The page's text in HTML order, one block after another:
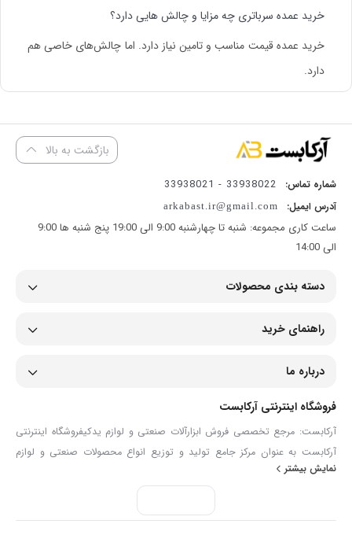
خرید عمده سرباتری چه مزایا و چالش هایی دارد؟
خرید عمده قیمت مناسب و تامین نیاز دارد. اما چالش‌های خاصی هم
دارد.
بازگشت به بالا
شماره تماس: 33938022 - 33938021
آدرس ایمیل: arkabast.ir@gmail.com
ساعت کاری مجموعه: شنبه تا چهارشنبه 9:00 الی 19:00 پنج شنبه ها 9:00
الی 14:00
دسته بندی محصولات
راهنمای خرید
درباره ما
فروشگاه اینترنتی آرکابست
آرکابست: مرجع تخصصی فروش ابزارآلات صنعتی و لوازم یدکیفروشگاه اینترنتی
آرکابست به عنوان مرکز جامع تولید و توزیع انواع محصولات صنعتی و لوازم
یدکی، همراهی مطمئن برای صنعتگران، تعمیرکاران و مصرف‌کنندگان حرفه‌ای
است. ما در آرکابست با گردآوری مجموعه‌ای گسترده از ابزارآلات دستی و برقی،
انواع شیلنگ و اتصالات، تجهیزات ایمنی، ابزارآلات دقیق و قطعات مصرفی مانند
نمایش بیشتر